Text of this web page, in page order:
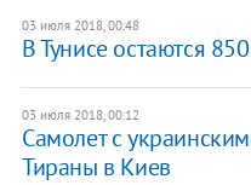
03 июля 2018, 00:48
В Тунисе остаются
03 июля 2018, 00:12
Самолет с
Тираны в Киев